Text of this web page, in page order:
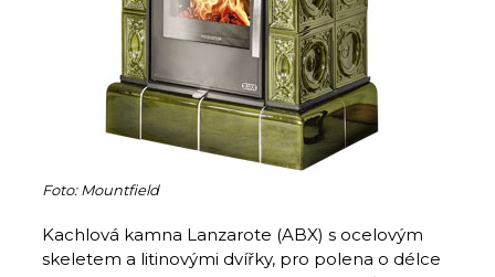
Foto: Mountfield
Kachlová kamna Lanzarote (ABX) s ocelovým
skeletem a litinovými dvířky, pro polena o délce